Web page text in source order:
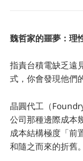
魏哲家的噩夢：理
指責台積電缺乏遠
式，你會發現他們
晶圓代工（
公司那種邊際成本
成本結構極度「前
和隨之而來的折舊。